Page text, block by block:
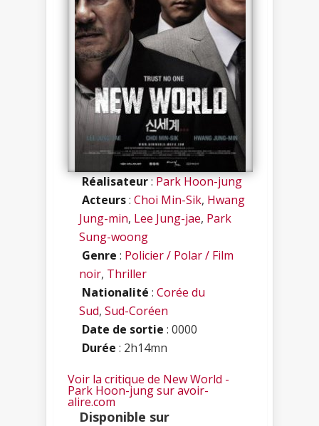
Réalisateur:Park Hoon-jung
Acteurs: Choi Min-Sik, Hwang
Jung-min, Lee Jung-jae, Park
Sung-woong
Genre : Policier / Polar / Film
noir, Thriller
Nationalité : Corée du
Sud, Sud-Coréen
Date de sortie : 0000
Durée : 2h14mn
Voir la critique de New World -
Park Hoon-jung sur avoir-
alire.com
Disponible sur